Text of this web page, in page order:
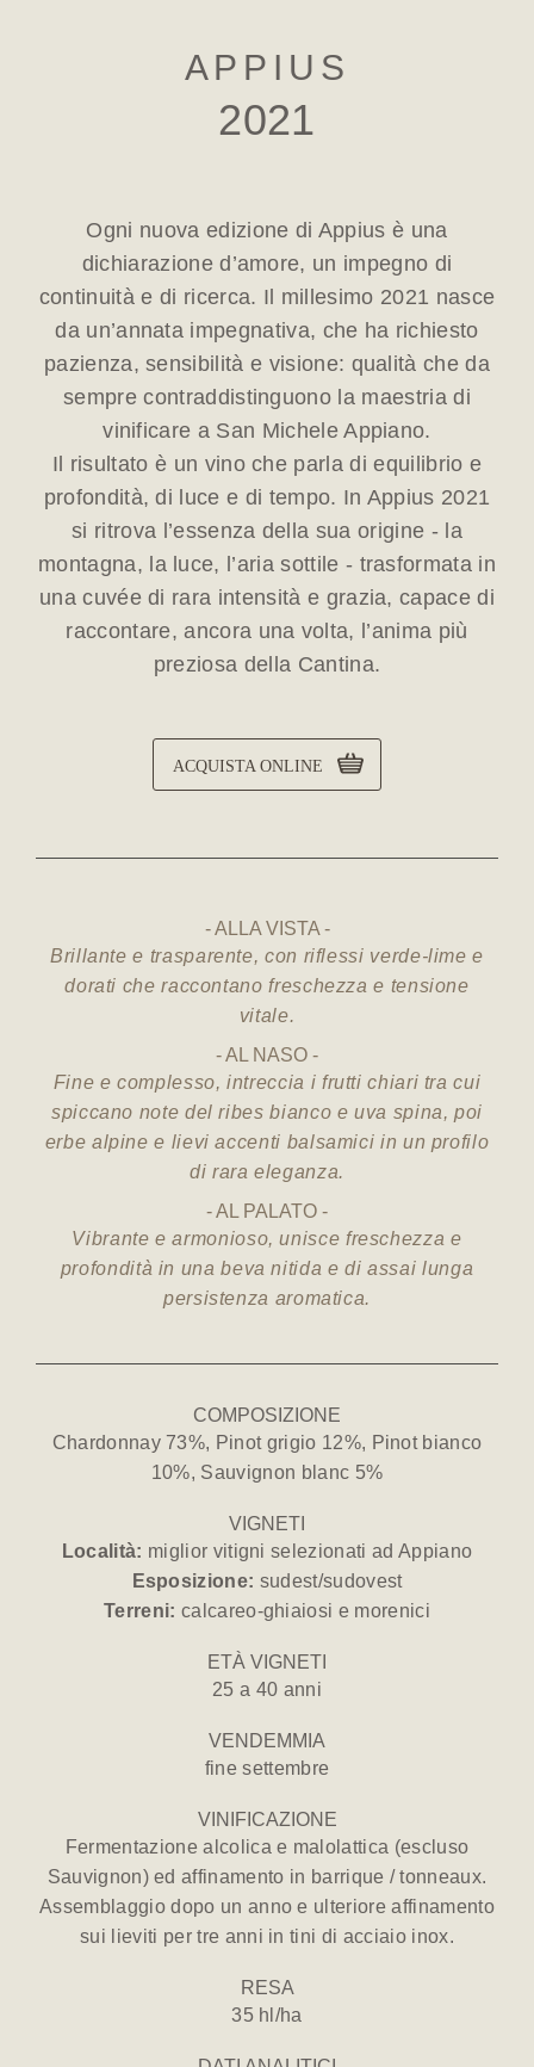
APPIUS
2021
Ogni nuova edizione di Appius è una
dichiarazione d’amore, un impegno di
continuità e di ricerca. Il millesimo 2021 nasce
da un’annata impegnativa, che ha richiesto
pazienza, sensibilità e visione: qualità che da
sempre contraddistinguono la maestria di
vinificare a San Michele Appiano.
Il risultato è un vino che parla di equilibrio e
profondità, di luce e di tempo. In Appius 2021
si ritrova l’essenza della sua origine - la
montagna, la luce, l’aria sottile - trasformata in
una cuvée di rara intensità e grazia, capace di
raccontare, ancora una volta, l’anima più
preziosa della Cantina.
ACQUISTA ONLINE
ALLA VISTA
Brillante e trasparente, con riflessi verde-lime e
dorati che raccontano freschezza e tensione
vitale.
AL NASO
Fine e complesso, intreccia i frutti chiari tra cui
spiccano note del ribes bianco e uva spina, poi
erbe alpine e lievi accenti balsamici in un profilo
di rara eleganza.
AL PALATO
Vibrante e armonioso, unisce freschezza e
profondità in una beva nitida e di assai lunga
persistenza aromatica.
COMPOSIZIONE
Chardonnay 73%, Pinot grigio 12%, Pinot bianco
10%, Sauvignon blanc 5%
VIGNETI
Località: miglior vitigni selezionati ad Appiano
Esposizione: sudest/sudovest
Terreni: calcareo-ghiaiosi e morenici
ETÀ VIGNETI
25 a 40 anni
VENDEMMIA
fine settembre
VINIFICAZIONE
Fermentazione alcolica e malolattica (escluso
Sauvignon) ed affinamento in barrique / tonneaux.
Assemblaggio dopo un anno e ulteriore affinamento
sui lieviti per tre anni in tini di acciaio inox.
RESA
35 hl/ha